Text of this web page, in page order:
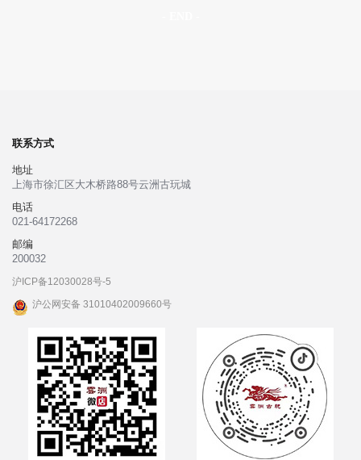
联系方式
地址
上海市徐汇区大木桥路88号云洲古玩城
电话
021-64172268
邮编
200032
沪ICP备12030028号-5
沪公网安备 31010402009660号